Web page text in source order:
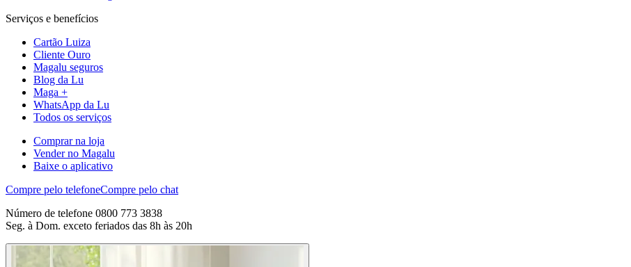
Serviços e benefícios
Cartão Luiza
Cliente Ouro
Magalu seguros
Blog da Lu
Maga +
WhatsApp da Lu
Todos os serviços
Comprar na loja
Vender no Magalu
Baixe o aplicativo
Compre pelo telefoneCompre pelo chat
Número de telefone 0800 773 3838
Seg. à Dom. exceto feriados das 8h às 20h